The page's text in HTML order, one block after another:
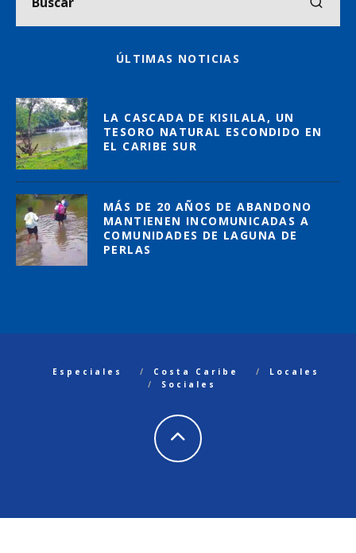
ÚLTIMAS NOTICIAS
LA CASCADA DE KISILALA, UN
TESORO NATURAL ESCONDIDO EN
EL CARIBE SUR
MÁS DE 20 AÑOS DE ABANDONO
MANTIENEN INCOMUNICADAS A
COMUNIDADES DE LAGUNA DE
PERLAS
Especiales Costa Caribe
Locales
Sociales